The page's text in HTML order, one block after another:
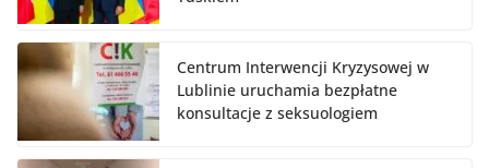
Centrum Interwencji Kryzysowej w
Lublinie uruchamia bezpłatne
konsultacje z seksuologiem